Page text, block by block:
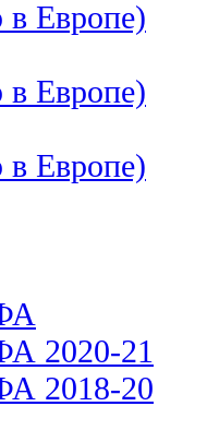
Европе)
Европе)
Европе)
2020-21
2018-20